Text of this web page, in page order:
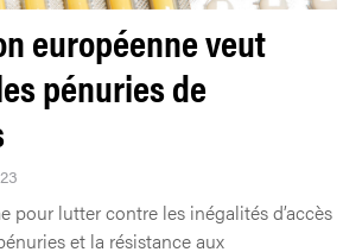
européenne veut
pénuries de
pour lutter contre les inégalités d’accès
et la résistance aux